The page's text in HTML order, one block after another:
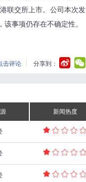
联交所上市。公司本次发
事项仍存在不确定性。
击评论 分享到：
新闻热度